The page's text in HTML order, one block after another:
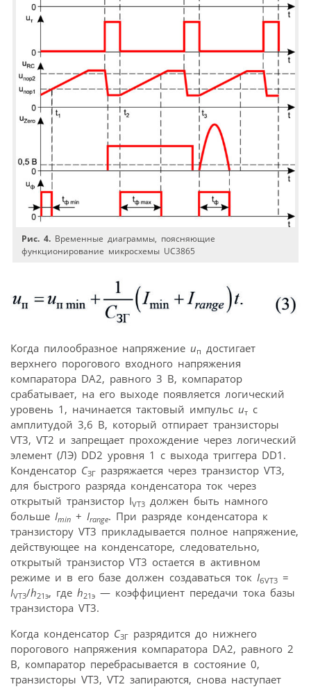
Рис. 4. Временные диаграммы, поясняющие
функционирование микросхемы UC3865
Когда пилообразное напряжение uп достигает
верхнего порогового входного напряжения
компаратора DA2, равного 3 В, компаратор
срабатывает, на его выходе появляется логический
уровень 1, начинается тактовый импульс uт с
амплитудой 3,6 В, который отпирает транзисторы
VT3, VT2 и запрещает прохождение через логический
элемент (ЛЭ) DD2 уровня 1 с выхода триггера DD1.
Конденсатор CЗГ разряжается через транзистор VT3,
для быстрого разряда конденсатора ток через
открытый транзистор IVT3 должен быть намного
больше Imin + Irange. При разряде конденсатора к
транзистору VT3 прикладывается полное напряжение,
действующее на конденсаторе, следовательно,
открытый транзистор VT3 остается в активном
режиме и в его базе должен создаваться ток IбVT3 =
IVT3/h21э, где h21э — коэффициент передачи тока базы
транзистора VT3.
Когда конденсатор CЗГ разрядится до нижнего
порогового напряжения компаратора DA2, равного 2
В, компаратор перебрасывается в состояние 0,
транзисторы VT3, VT2 запираются, снова наступает